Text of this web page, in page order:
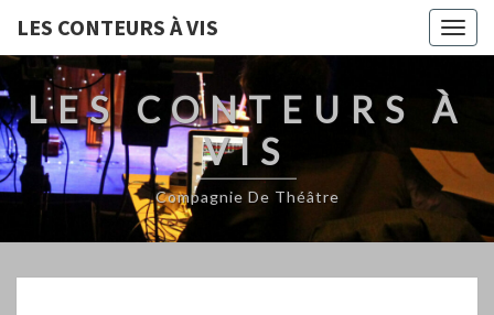
LES CONTEURS À VIS
LES CONTEURS À
VIS
Compagnie De Théâtre